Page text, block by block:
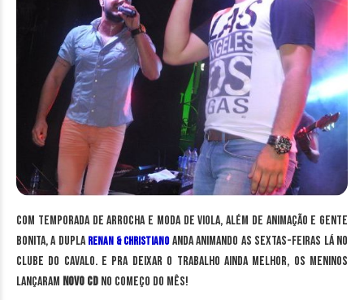
Com temporada de arrocha e moda de viola, além de animação e gente
bonita, a duplaRenan & Christianoanda animando as sextas-feiras lá no
Clube do Cavalo. E pra deixar o trabalho ainda melhor, os meninos
lançaram novo CD no começo do mês!